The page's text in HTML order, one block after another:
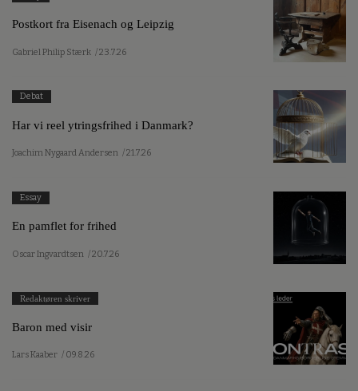
Postkort fra Eisenach og Leipzig
Gabriel Philip Stærk / 23.7.26
Debat
Har vi reel ytringsfrihed i Danmark?
Joachim Nygaard Andersen / 21.7.26
Essay
En pamflet for frihed
Oscar Ingvardtsen / 20.7.26
Redaktøren skriver
Baron med visir
Lars Kaaber / 09.8.26